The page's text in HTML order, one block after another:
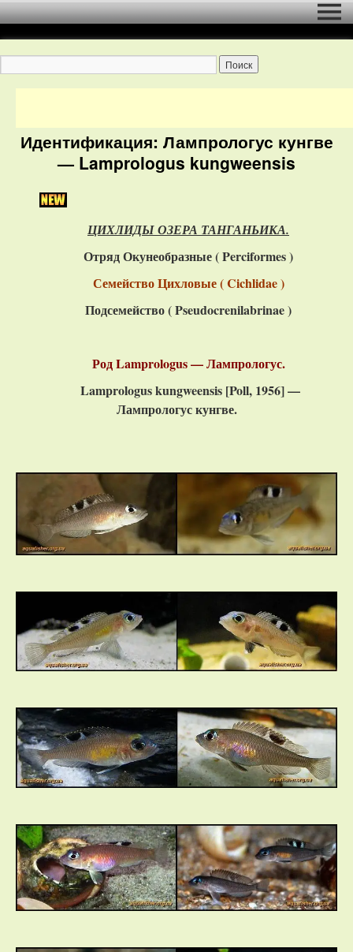
Идентификация: Лампрологус кунгве
— Lamprologus kungweensis
ЦИХЛИДЫ ОЗЕРА ТАНГАНЬИКА.
Отряд Окунеобразные (Perciformes)
Семейство Цихловые ( Cichlidae )
Подсемейство (Pseudocrenilabrinae)
Род Lamprologus — Лампрологус.
Lamprologus kungweensis [Poll, 1956] —
Лампрологус кунгве.